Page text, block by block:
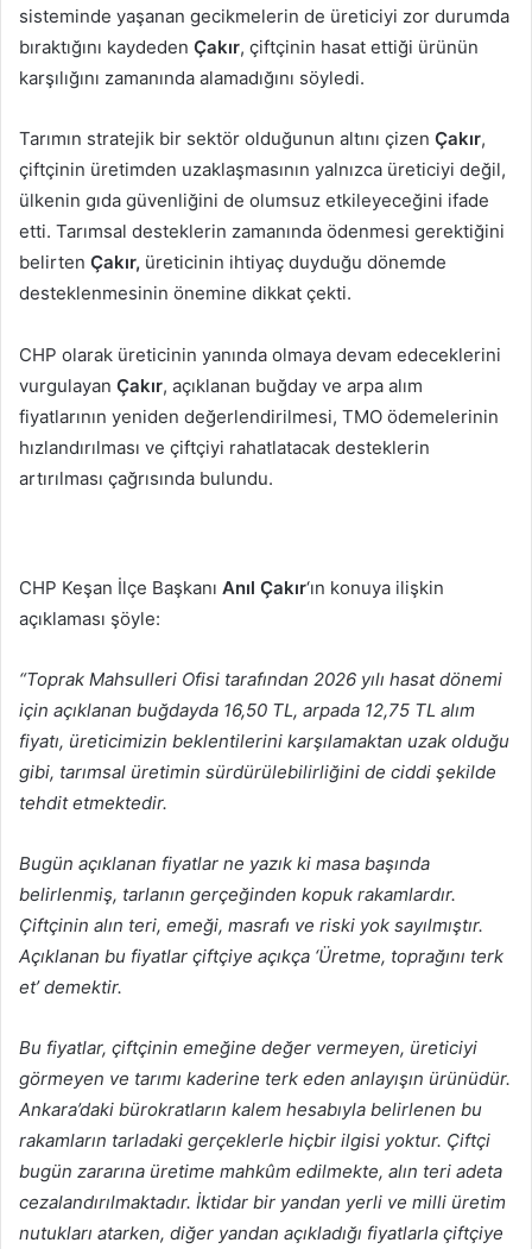
sisteminde yaşanan gecikmelerin de üreticiyi zor durumda
bıraktığını kaydeden Çakır, çiftçinin hasat ettiği ürünün
karşılığını zamanında alamadığını söyledi.
Tarımın stratejik bir sektör olduğunun altını çizen Çakır,
çiftçinin üretimden uzaklaşmasının yalnızca üreticiyi değil,
ülkenin gıda güvenliğini de olumsuz etkileyeceğini ifade
etti. Tarımsal desteklerin zamanında ödenmesi gerektiğini
belirten Çakır, üreticinin ihtiyaç duyduğu dönemde
desteklenmesinin önemine dikkat çekti.
CHP olarak üreticinin yanında olmaya devam edeceklerini
vurgulayan Çakır, açıklanan buğday ve arpa alım
fiyatlarının yeniden değerlendirilmesi, TMO ödemelerinin
hızlandırılması ve çiftçiyi rahatlatacak desteklerin
artırılması çağrısında bulundu.
CHP Keşan İlçe Başkanı Anıl Çakır‘ın konuya ilişkin
açıklaması şöyle:
“Toprak Mahsulleri Ofisi tarafından 2026 yılı hasat dönemi
için açıklanan buğdayda 16,50 TL, arpada 12,75 TL alım
fiyatı, üreticimizin beklentilerini karşılamaktan uzak olduğu
gibi, tarımsal üretimin sürdürülebilirliğini de ciddi şekilde
tehdit etmektedir.
Bugün açıklanan fiyatlar ne yazık ki masa başında
belirlenmiş, tarlanın gerçeğinden kopuk rakamlardır.
Çiftçinin alın teri, emeği, masrafı ve riski yok sayılmıştır.
Açıklanan bu fiyatlar çiftçiye açıkça ‘Üretme, toprağını terk
et’ demektir.
Bu fiyatlar, çiftçinin emeğine değer vermeyen, üreticiyi
görmeyen ve tarımı kaderine terk eden anlayışın ürünüdür.
Ankara’daki bürokratların kalem hesabıyla belirlenen bu
rakamların tarladaki gerçeklerle hiçbir ilgisi yoktur. Çiftçi
bugün zararına üretime mahkûm edilmekte, alın teri adeta
cezalandırılmaktadır. İktidar bir yandan yerli ve milli üretim
nutukları atarken, diğer yandan açıkladığı fiyatlarla çiftçiye